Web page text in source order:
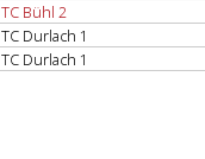
TC Bühl 2
TC Durlach 1
TC Durlach 1